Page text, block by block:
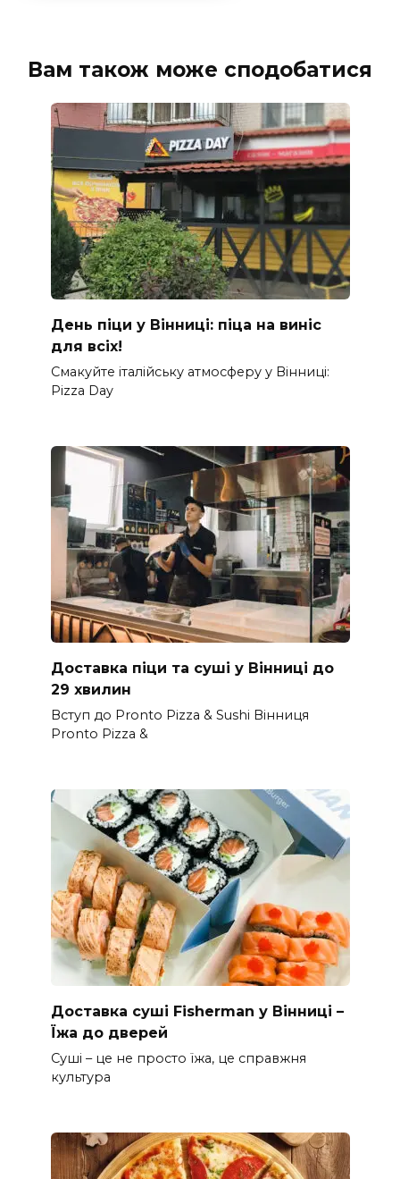
Вам також може сподобатися
День піци у Вінниці: піца на виніс
для всіх!
Смакуйте італійську атмосферу у Вінниці:
Pizza Day
Доставка піци та суші у Вінниці до
29 хвилин
Вступ до Pronto Pizza & Sushi Вінниця
Pronto Pizza &
Доставка суші Fisherman у Вінниці –
Їжа до дверей
Суші – це не просто їжа, це справжня
культура